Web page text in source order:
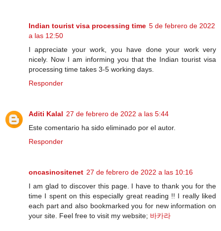
Indian tourist visa processing time 5 de febrero de 2022
a las 12:50
I appreciate your work, you have done your work very
nicely. Now I am informing you that the Indian tourist visa
processing time takes 3-5 working days.
Responder
Aditi Kalal 27 de febrero de 2022 a las 5:44
Este comentario ha sido eliminado por el autor.
Responder
oncasinositenet 27 de febrero de 2022 a las 10:16
I am glad to discover this page. I have to thank you for the
time I spent on this especially great reading !! I really liked
each part and also bookmarked you for new information on
your site. Feel free to visit my website; 바카라